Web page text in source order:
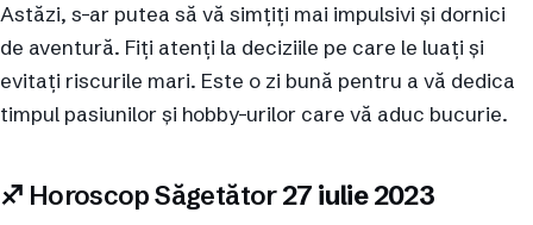
Astăzi, s-ar putea să vă simțiți mai impulsivi și dornici
de aventură. Fiți atenți la deciziile pe care le luați și
evitați riscurile mari. Este o zi bună pentru a vă dedica
timpul pasiunilor și hobby-urilor care vă aduc bucurie.
♐︎ Horoscop Săgetător27 iulie 2023